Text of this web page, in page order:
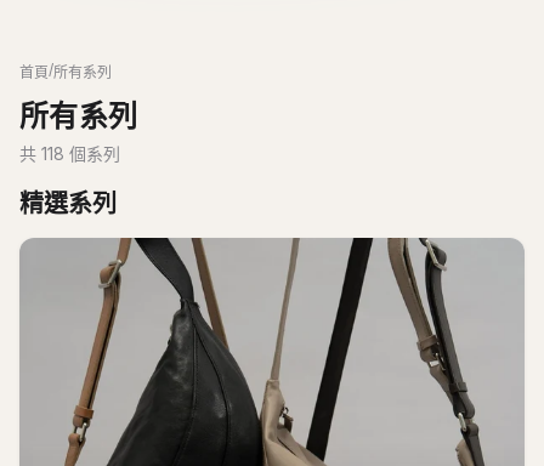
首頁/所有系列
所有系列
共 118 個系列
精選系列